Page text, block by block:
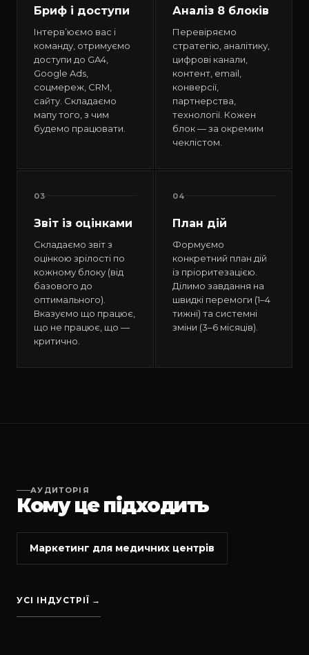
Бриф і доступи
Інтервʼюємо вас і
команду, отримуємо
доступи до GA4,
Google Ads,
соцмереж, CRM,
сайту. Складаємо
мапу того, з чим
будемо працювати.
Аналіз 8 блоків
Перевіряємо
стратегію, аналітику,
цифрові канали,
контент, email,
конверсії,
партнерства,
технології. Кожен
блок — за окремим
чеклістом.
03
Звіт із оцінками
Складаємо звіт з
оцінкою зрілості по
кожному блоку (від
базового до
оптимального).
Вказуємо що працює,
що не працює, що —
критично.
04
План дій
Формуємо
конкретний план дій
із пріоритезацією.
Ділимо завдання на
швидкі перемоги (1–4
тижні) та системні
зміни (3–6 місяців).
АУДИТОРІЯ
Кому це підходить
Маркетинг для медичних центрів
УСІ ІНДУСТРІЇ →